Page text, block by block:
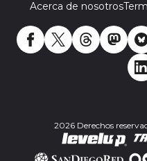
Acerca de nosotros
2026 Derechos